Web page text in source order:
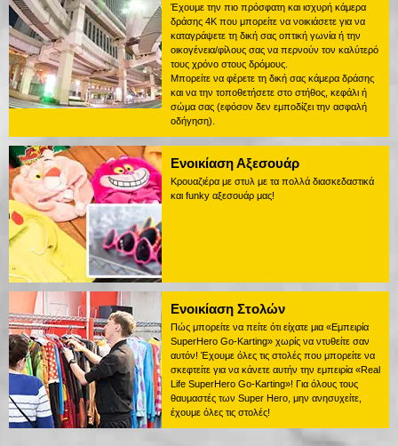
Έχουμε την πιο πρόσφατη και ισχυρή κάμερα
δράσης 4K που μπορείτε να νοικιάσετε για να
καταγράψετε τη δική σας οπτική γωνία ή την
οικογένεια/φίλους σας να περνούν τον καλύτερό
τους χρόνο στους δρόμους.
Μπορείτε να φέρετε τη δική σας κάμερα δράσης
και να την τοποθετήσετε στο στήθος, κεφάλι ή
σώμα σας (εφόσον δεν εμποδίζει την ασφαλή
οδήγηση).
Ενοικίαση Αξεσουάρ
Κρουαζιέρα με στυλ με τα πολλά διασκεδαστικά
και funky αξεσουάρ μας!
Ενοικίαση Στολών
Πώς μπορείτε να πείτε ότι είχατε μια «Εμπειρία
SuperHero Go-Karting» χωρίς να ντυθείτε σαν
αυτόν! Έχουμε όλες τις στολές που μπορείτε να
σκεφτείτε για να κάνετε αυτήν την εμπειρία «Real
Life SuperHero Go-Karting»! Για όλους τους
θαυμαστές των Super Hero, μην ανησυχείτε,
έχουμε όλες τις στολές!